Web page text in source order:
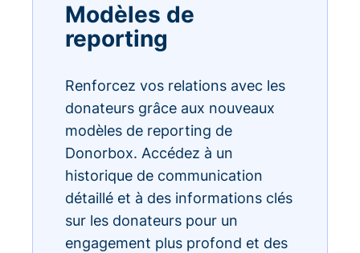
Modèles de
reporting
Renforcez vos relations avec les
donateurs grâce aux nouveaux
modèles de reporting de
Donorbox. Accédez à un
historique de communication
détaillé et à des informations clés
sur les donateurs pour un
engagement plus profond et des